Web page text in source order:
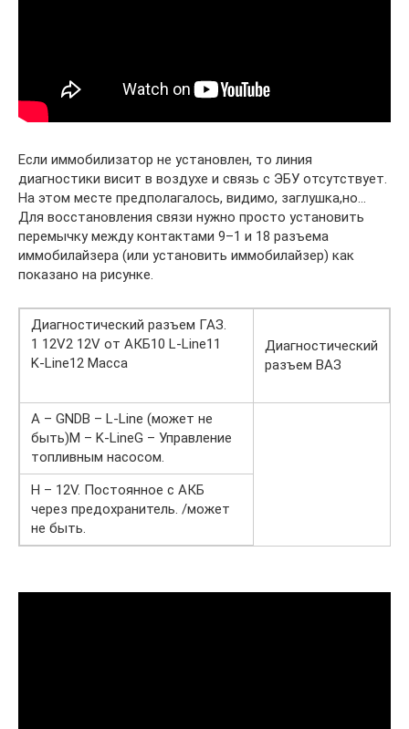
Если иммобилизатор не установлен, то линия
диагностики висит в воздухе и связь с ЭБУ отсутствует.
На этом месте предполагалось, видимо, заглушка,но…
Для восстановления связи нужно просто установить
перемычку между контактами 9–1 и 18 разъема
иммобилайзера (или установить иммобилайзер) как
показано на рисунке.
Диагностический разъем ГАЗ.
1 12V2 12V от АКБ10 L‑Line11
K‑Line12 Масса
Диагностический
разъем ВАЗ
A – GNDB – L‑Line (может не
быть)M – K‑LineG – Управление
топливным насосом.
H – 12V. Постоянное c АКБ
через предохранитель. /может
не быть.